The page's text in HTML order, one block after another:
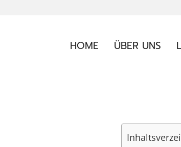
HOME ÜBER UNS